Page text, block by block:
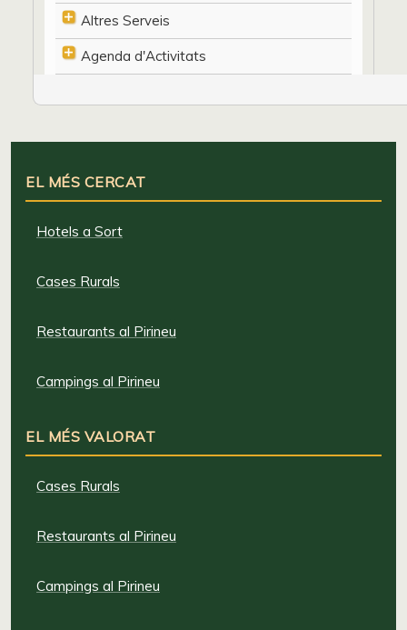
Altres Serveis
Agenda d'Activitats
EL MÉS CERCAT
Hotels a Sort
Cases Rurals
Restaurants al Pirineu
Campings al Pirineu
EL MÉS VALORAT
Cases Rurals
Restaurants al Pirineu
Campings al Pirineu